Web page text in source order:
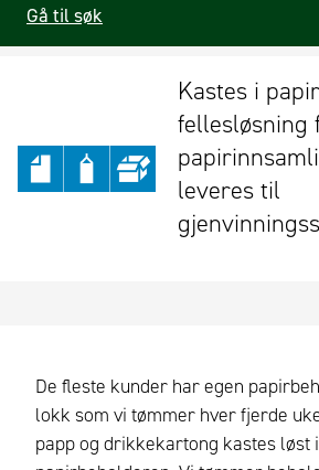
Gå til søk
Kastes i
fellesløsning
leveres til
De fleste kunder har egen
lokk som vi tømmer hver fjerde
papp og drikkekartong kastes løst i